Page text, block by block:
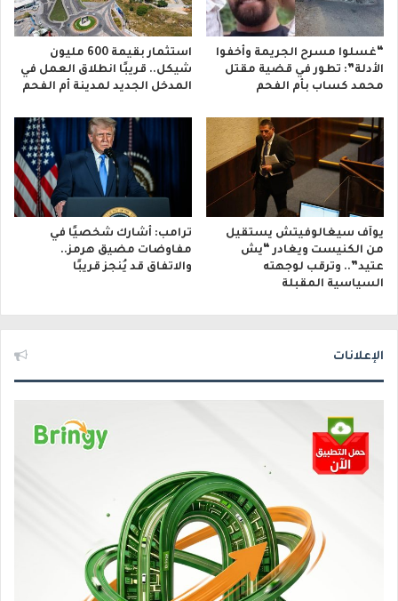
“غسلوا مسرح الجريمة وأخفوا
الأدلة”: تطور في قضية مقتل
محمد كساب بأم الفحم
استثمار بقيمة 600 مليون
شيكل.. قريبًا انطلاق العمل في
المدخل الجديد لمدينة أم الفحم
يوآف سيغالوفيتش يستقيل
من الكنيست ويغادر “يش
عتيد”.. وترقب لوجهته
السياسية المقبلة
ترامب: أشارك شخصيًا في
مفاوضات مضيق هرمز..
والاتفاق قد يُنجز قريبًا
الإعلانات